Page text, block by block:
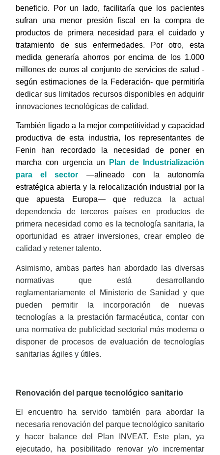
beneficio. Por un lado, facilitaría que los pacientes
sufran una menor presión fiscal en la compra de
productos de primera necesidad para el cuidado y
tratamiento de sus enfermedades. Por otro, esta
medida generaría ahorros por encima de los 1.000
millones de euros al conjunto de servicios de salud -
según estimaciones de la Federación- que permitiría
dedicar sus limitados recursos disponibles en adquirir
innovaciones tecnológicas de calidad.
También ligado a la mejor competitividad y capacidad
productiva de esta industria, los representantes de
Fenin han recordado la necesidad de poner en
marcha con urgencia un
Plan de Industrialización
para el sector —alineado con la autonomía
estratégica abierta y la relocalización industrial por la
que apuesta Europa— que reduzca la actual
dependencia de terceros países en productos de
primera necesidad como es la tecnología sanitaria, la
oportunidad es atraer inversiones, crear empleo de
calidad y retener talento.
Asimismo, ambas partes han abordado las diversas
normativas que está desarrollando
reglamentariamente el Ministerio de Sanidad y que
pueden permitir la incorporación de nuevas
tecnologías a la prestación farmacéutica, contar con
una normativa de publicidad sectorial más moderna o
disponer de procesos de evaluación de tecnologías
sanitarias ágiles y útiles.
Renovación del parque tecnológico sanitario
El encuentro ha servido también para abordar la
necesaria renovación del parque tecnológico sanitario
y hacer balance del Plan INVEAT. Este plan, ya
ejecutado, ha posibilitado renovar y/o incrementar